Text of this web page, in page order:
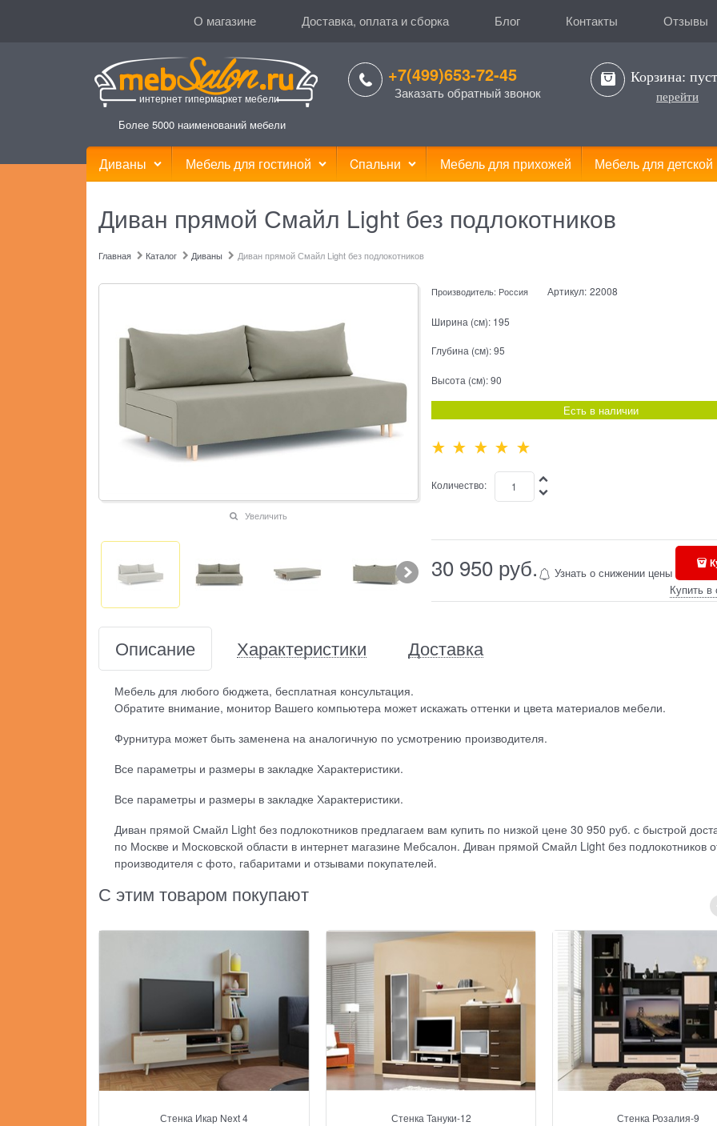
О магазине Доставка, оплата и сборка Блог Контакты Отзывы
интернет гипермаркет мебели
Более 5000 наименований мебели
+7(499)653-72-45
Заказать обратный звонок
Корзина:
перейти
Диваны Мебель для гостиной Cпальни Мебель для прихожей Мебель для детской
Диван прямой Смайл Light без подлокотников
Главная Каталог Диваны Диван прямой Смайл Light без подлокотников
Увеличить
Производитель: Россия Артикул: 22008
Ширина (см): 195
Глубина (см):95
Высота (см):90
Есть в наличии
Количество:
30 950 руб. Узнать о снижении цены
Купить в
Описание Характеристики Доставка
Мебель для любого бюджета, бесплатная консультация.
Обратите внимание, монитор Вашего компьютера может искажать оттенки и цвета материалов мебели.
Фурнитура может быть заменена на аналогичную по усмотрению производителя.
Все параметры и размеры в закладке Характеристики.
Все параметры и размеры в закладке Характеристики.
Диван прямой Смайл Light без подлокотников предлагаем вам купить по низкой цене 30 950 руб. с быстрой
по Москве и Московской области в интернет магазине Мебсалон. Диван прямой Смайл Light без подлокотников
производителя с фото, габаритами и отзывами покупателей.
С этим товаром покупают
Стенка Икар Next 4 Стенка Тануки-12 Стенка Розалия-9